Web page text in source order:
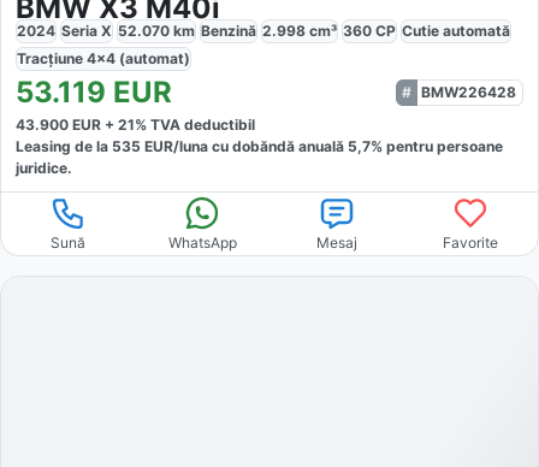
BMW X3 M40i
2024 Seria X 52.070 km Benzină 2.998 cm³ 360 CP Cutie automată
Tracțiune 4x4 (automat)
53.119 EUR
BMW226428
43.900 EUR + 21% TVA deductibil
Leasing de la 535 EUR/luna cu dobăndă anuală 5,7% pentru persoane
juridice.
Sună WhatsApp Mesaj Favorite